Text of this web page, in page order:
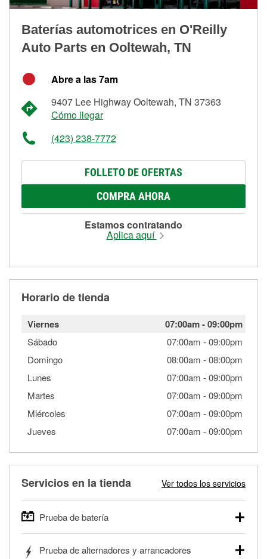
Baterías automotrices en O'Reilly
Auto Parts en Ooltewah, TN
Abre a las 7am
9407 Lee Highway Ooltewah, TN 37363
Cómo llegar
(423) 238-7772
FOLLETO DE OFERTAS
COMPRA AHORA
Estamos contratando
Aplica aquí
Horario de tienda
Viernes 07:00am-09:00pm
Sábado 07:00am -09:00pm
Domingo
08:00am -08:00pm
Lunes
07:00am -09:00pm
Martes
07:00am -09:00pm
Miércoles
07:00am -09:00pm
Jueves
07:00am -09:00pm
Servicios en la tienda Ver todos los servicios
Prueba de batería
autos, camionetas, SUVs, vehículos comerciales y
Prueba de alternadores y arrancadores